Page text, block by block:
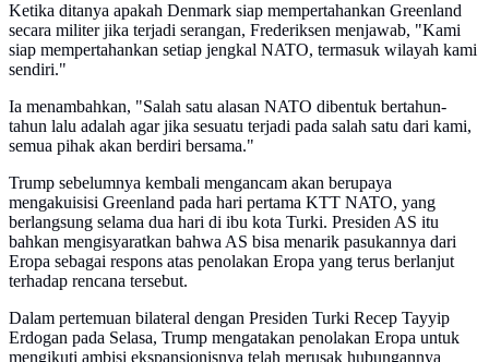
Ketika ditanya apakah Denmark siap mempertahankan Greenland
secara militer jika terjadi serangan, Frederiksen menjawab, "Kami
siap mempertahankan setiap jengkal NATO, termasuk wilayah kami
sendiri."
Ia menambahkan, "Salah satu alasan NATO dibentuk bertahun-
tahun lalu adalah agar jika sesuatu terjadi pada salah satu dari kami,
semua pihak akan berdiri bersama."
Trump sebelumnya kembali mengancam akan berupaya
mengakuisisi Greenland pada hari pertama KTT NATO, yang
berlangsung selama dua hari di ibu kota Turki. Presiden AS itu
bahkan mengisyaratkan bahwa AS bisa menarik pasukannya dari
Eropa sebagai respons atas penolakan Eropa yang terus berlanjut
terhadap rencana tersebut.
Dalam pertemuan bilateral dengan Presiden Turki Recep Tayyip
Erdogan pada Selasa, Trump mengatakan penolakan Eropa untuk
mengikuti ambisi ekspansionisnya telah merusak hubungannya